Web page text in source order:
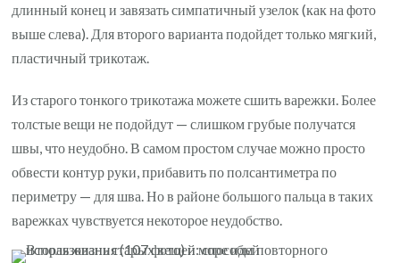
длинный конец и завязать симпатичный узелок (как на фото
выше слева). Для второго варианта подойдет только мягкий,
пластичный трикотаж.
Из старого тонкого трикотажа можете сшить варежки. Более
толстые вещи не подойдут — слишком грубые получатся
швы, что неудобно. В самом простом случае можно просто
обвести контур руки, прибавить по полсантиметра по
периметру — для шва. Но в районе большого пальца в таких
варежках чувствуется некоторое неудобство.